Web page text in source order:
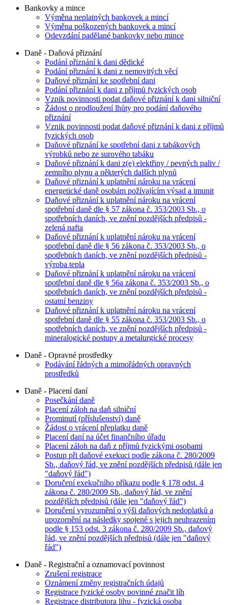
Bankovky a mince
Výměna neplatných bankovek a mincí
Výměna poškozených bankovek a mincí
Odevzdání padělané bankovky nebo mince
Daně - Daňová přiznání
Podání přiznání k dani dědické
Podání přiznání k dani z nemovitých věcí
Daňové přiznání ke spotřební dani
Podání přiznání k dani z příjmů fyzických osob
Vznik povinnosti podat daňové přiznání k dani silniční
Žádost o prodloužení lhůty pro podání daňového
přiznání
Vznik povinnosti podat daňové přiznání k dani z příjmů
fyzických osob
Daňové přiznání ke spotřební dani z tabákových
výrobků nebo ze surového tabáku
Daňové přiznání k dani z(e) elektřiny / pevných paliv /
zemního plynu a některých dalších plynů
Daňové přiznání k uplatnění nároku na vrácení
energetické daně osobám požívajícím výsad a imunit
Daňové přiznání k uplatnění nároku na vrácení
spotřební daně dle § 57 zákona č. 353/2003 Sb., o
spotřebních daních, ve znění pozdějších předpisů -
zelená nafta
Daňové přiznání k uplatnění nároku na vrácení
spotřební daně dle § 56 zákona č. 353/2003 Sb., o
spotřebních daních, ve znění pozdějších předpisů -
výroba tepla
Daňové přiznání k uplatnění nároku na vrácení
spotřební daně dle § 56a zákona č. 353/2003 Sb., o
spotřebních daních, ve znění pozdějších předpisů -
ostatní benziny
Daňové přiznání k uplatnění nároku na vrácení
spotřební daně dle § 55 zákona č. 353/2003 Sb., o
spotřebních daních, ve znění pozdějších předpisů -
mineralogické postupy a metalurgické procesy
Daně - Opravné prostředky
Podávání řádných a mimořádných opravných
prostředků
Daně - Placení daní
Posečkání daně
Placení záloh na daň silniční
Prominutí (příslušenství) daně
Žádost o vrácení přeplatku daně
Placení daní na účet finančního úřadu
Placení záloh na daň z příjmů fyzickými osobami
Postup při daňové exekuci podle zákona č. 280/2009
Sb., daňový řád, ve znění pozdějších předpisů (dále jen
"daňový řád")
Doručení exekučního příkazu podle § 178 odst. 4
zákona č. 280/2009 Sb., daňový řád, ve znění
pozdějších předpisů (dále jen "daňový řád")
Doručení vyrozumění o výši daňových nedoplatků a
upozornění na následky spojené s jejich neuhrazením
podle § 153 odst. 3 zákona č. 280/2009 Sb., daňový
řád, ve znění pozdějších předpisů (dále jen "daňový
řád")
Daně - Registrační a oznamovací povinnost
Zrušení registrace
Oznámení změny registračních údajů
Registrace fyzické osoby povinné značit líh
Registrace distributora lihu - fyzická osoba